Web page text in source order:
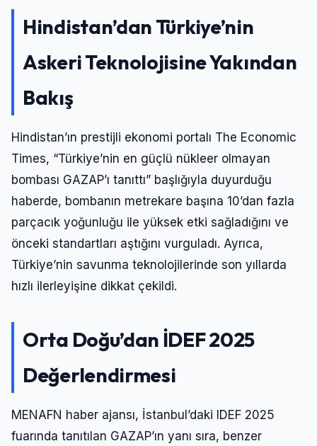
Hindistan’dan Türkiye’nin
Askeri Teknolojisine Yakından
Bakış
Hindistan’ın prestijli ekonomi portalı The Economic
Times, “Türkiye’nin en güçlü nükleer olmayan
bombası GAZAP’ı tanıttı” başlığıyla duyurduğu
haberde, bombanın metrekare başına 10’dan fazla
parçacık yoğunluğu ile yüksek etki sağladığını ve
önceki standartları aştığını vurguladı. Ayrıca,
Türkiye’nin savunma teknolojilerinde son yıllarda
hızlı ilerleyişine dikkat çekildi.
Orta Doğu’dan İDEF 2025
Değerlendirmesi
MENAFN haber ajansı, İstanbul’daki IDEF 2025
fuarında tanıtılan GAZAP’ın yanı sıra, benzer